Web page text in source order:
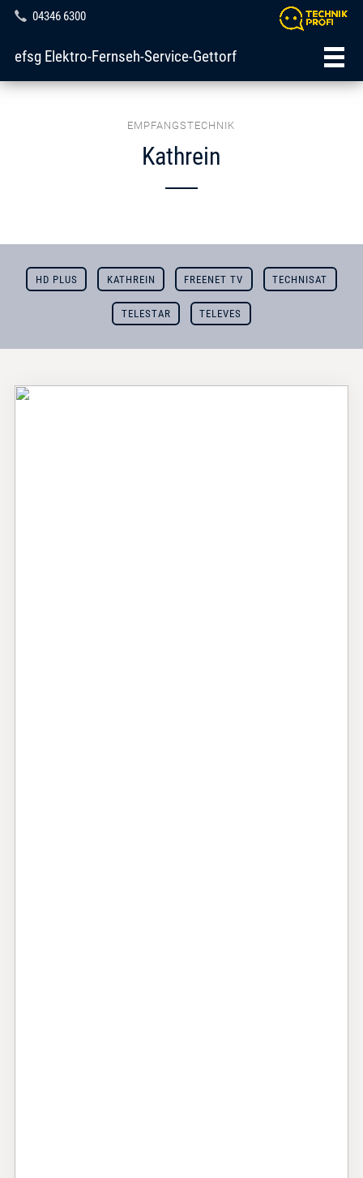
04346 6300
efsg Elektro-Fernseh-Service-Gettorf
EMPFANGSTECHNIK
Kathrein
HD PLUS KATHREIN FREENET TV TECHNISAT
TELESTAR TELEVES